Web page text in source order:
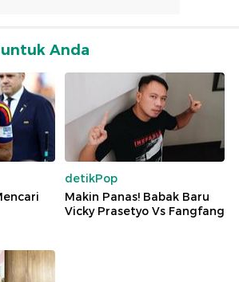
Anda
detikPop
Makin Panas! Babak Baru
Vicky Prasetyo Vs Fangfang